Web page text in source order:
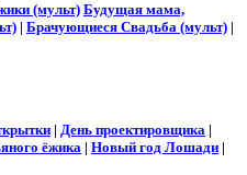
(мульт)Будущая мама,
| Брачующиеся Свадьба (мульт) |
| День проектировщика |
ёжика | Новый год Лошади |